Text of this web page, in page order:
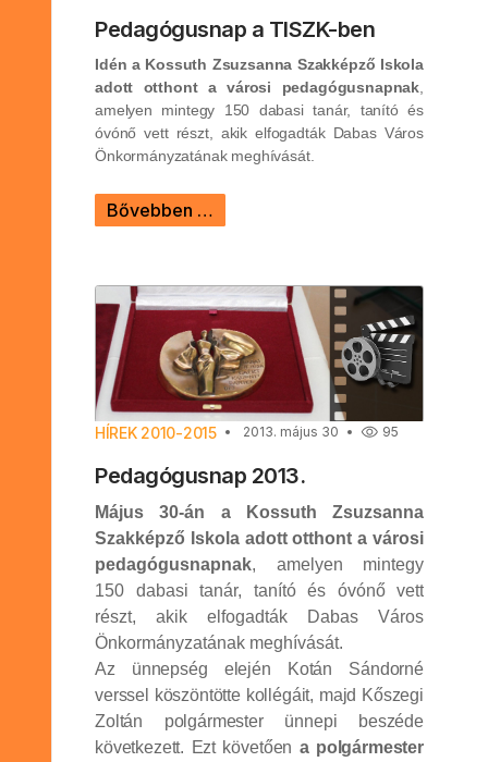
Pedagógusnap a TISZK-ben
Idén a Kossuth Zsuzsanna Szakképző Iskola
adott otthont a városi pedagógusnapnak,
amelyen mintegy 150 dabasi tanár, tanító és
óvónő vett részt, akik elfogadták Dabas Város
Önkormányzatának meghívását.
Bővebben …
HÍREK 2010-2015 2013. május 30 95
Pedagógusnap 2013.
Május 30-án a Kossuth Zsuzsanna
Szakképző Iskola adott otthont a városi
pedagógusnapnak, amelyen mintegy
150 dabasi tanár, tanító és óvónő vett
részt, akik elfogadták Dabas Város
Önkormányzatának meghívását.
Az ünnepség elején Kotán Sándorné
verssel köszöntötte kollégáit, majd Kőszegi
Zoltán polgármester ünnepi beszéde
következett. Ezt követően a polgármester